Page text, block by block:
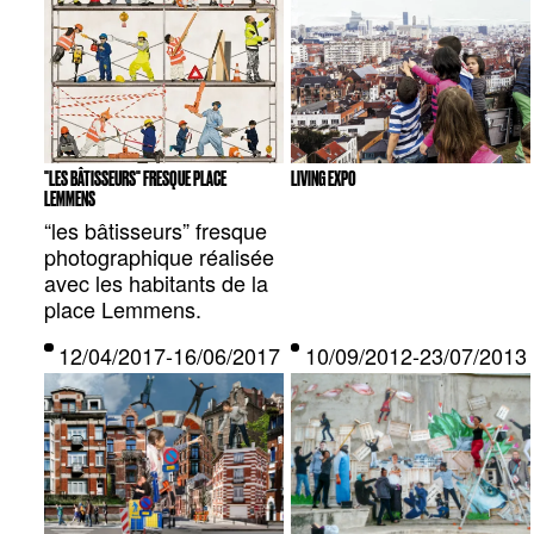
"LES BÂTISSEURS" FRESQUE PLACE
LEMMENS
“les bâtisseurs” fresque
photographique réalisée
avec les habitants de la
place Lemmens.
LIVING EXPO
12/04/2017-16/06/2017 — BRUXELLES, BE
10/09/2012-23/07/